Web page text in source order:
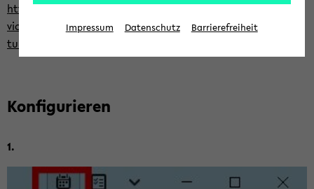
https://www.uni-​bielefeld.de/ein­rich­tun­gen/bits/ser­
vices/kom­mu­ni­ka­ti­on/e-​mail-und-kalender/an­lei­
tung/postfach-​konfiguration-unter-thunderbird
Kon­fi­gu­rie­ren
1.
Impressum Datenschutz Barrierefreiheit